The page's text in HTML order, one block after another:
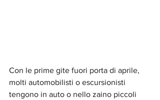
Con le prime gite fuori porta di aprile,
molti automobilisti o escursionisti
tengono in auto o nello zaino piccoli